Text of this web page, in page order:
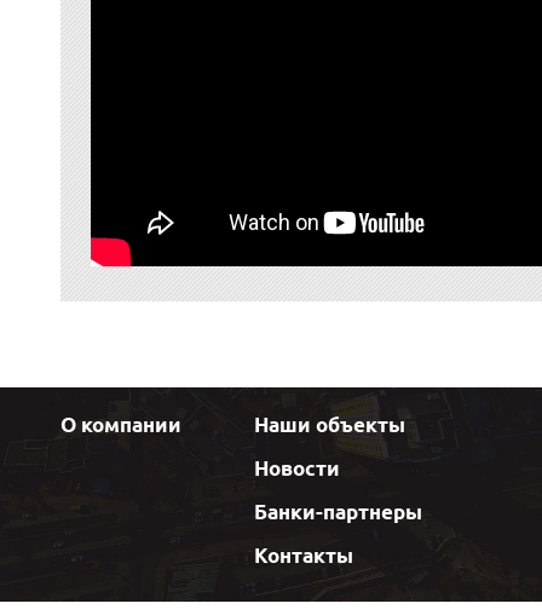
О компании
Наши объекты
Новости
Банки-партнеры
Контакты